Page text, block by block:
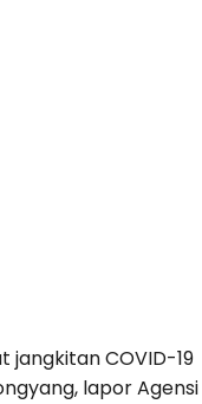
jangkitan COVID-19
lapor Agensi